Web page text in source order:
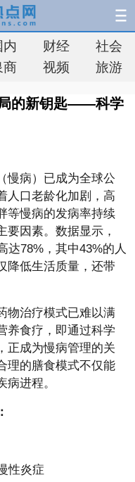
内 财经
社会
商 视频 旅游
的新钥匙——科学
慢病）已成为全球公
人口老龄化加剧，高
等慢病的发病率持续
要因素。数据显示，
达78%，其中43%的人
降低生活质量，还带
物治疗模式已难以满
养食疗，即通过科学
正成为慢病管理的关
理的膳食模式不仅能
进程。
性炎症